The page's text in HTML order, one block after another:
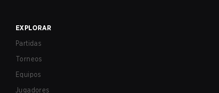
EXPLORAR
Partidas
Torneos
Equipos
Jugadores